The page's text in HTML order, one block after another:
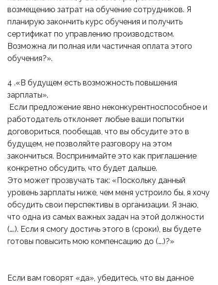
возмещению затрат на обучение сотрудников. Я
планирую закончить курс обучения и получить
сертификат по управлению производством.
Возможна ли полная или частичная оплата этого
обучения?».
4 .«В будущем есть возможность повышения
зарплаты».
Если предложение явно неконкурентноспособное и
работодатель отклоняет любые ваши попытки
договориться, пообещав, что вы обсудите это в
будущем, не позволяйте разговору на этом
закончиться. Воспринимайте это как приглашение
конкретно обсудить, что будет дальше.
Это может прозвучать так: «Поскольку данный
уровень зарплаты ниже, чем меня устроило бы, я хочу
обсудить свои перспективы в организации. Я знаю,
что одна из самых важных задач на этой должности
(….). Если я смогу достичь этого в (сроки), вы будете
готовы повысить мою компенсацию до (….)?»
Если вам говорят «да», убедитесь, что вы данное